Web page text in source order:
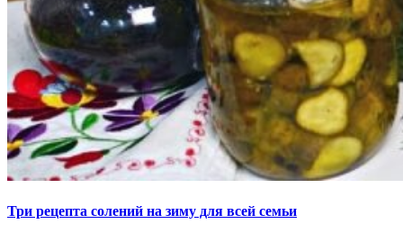
Три рецепта солений на зиму для всей семьи